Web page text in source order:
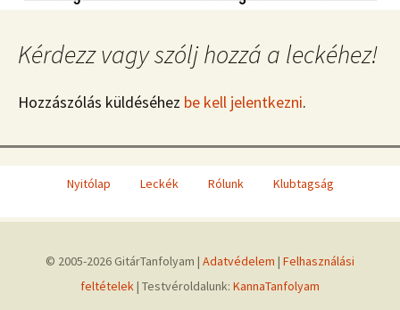
Kérdezz vagy szólj hozzá a leckéhez!
Hozzászólás küldéséhez be kell jelentkezni.
Nyitólap Leckék Rólunk Klubtagság
© 2005-2026 GitárTanfolyam | Adatvédelem | Felhasználási
feltételek| Testvéroldalunk: KannaTanfolyam